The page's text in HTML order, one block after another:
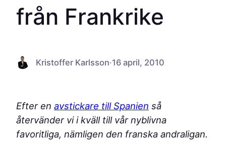
från Frankrike
Kristoffer Karlsson·16 april, 2010
Efter en avstickare till Spanien så
återvänder vi i kväll till vår nyblivna
favoritliga, nämligen den franska andraligan.